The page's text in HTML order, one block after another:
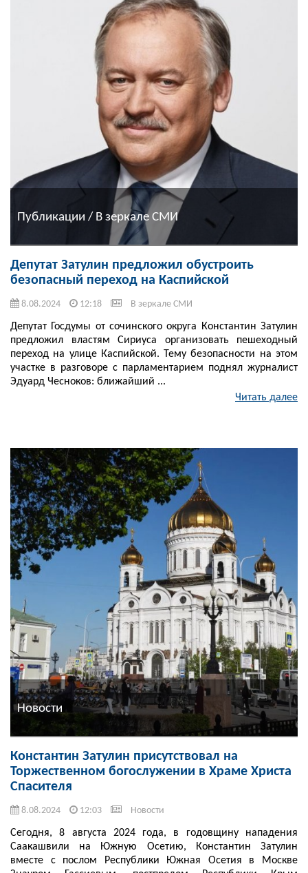
Публикации / В зеркале СМИ
Депутат Затулин предложил обустроить
безопасный переход на Каспийской
8.08.2024 12:18 В зеркале СМИ
Депутат Госдумы от сочинского округа Константин Затулин
предложил властям Сириуса организовать пешеходный
переход на улице Каспийской. Тему безопасности на этом
участке в разговоре с парламентарием поднял журналист
Эдуард Чесноков: ближайший ...
Читать далее
Новости
Константин Затулин присутствовал на
Торжественном богослужении в Храме Христа
Спасителя
8.08.2024 12:03 Новости
Сегодня, 8 августа 2024 года, в годовщину нападения
Саакашвили на Южную Осетию, Константин Затулин
вместе с послом Республики Южная Осетия в Москве